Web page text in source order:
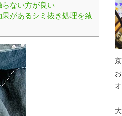
ない方が良い
があるシミ抜き処理を致